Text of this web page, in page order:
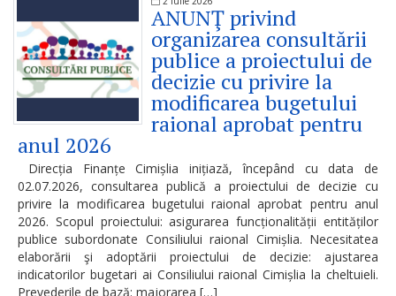
Transparență
financiară
Transparența
salarizării
Persoana
responsabilă
de
procesul
ANUNŢ privind
organizarea consultării
publice a proiectului de
decizie cu privire la
modificarea bugetului
raional aprobat pentru
anul 2026
Direcția Finanțe Cimișlia inițiază, începând cu data de
02.07.2026, consultarea publică a proiectului de decizie cu
privire la modificarea bugetului raional aprobat pentru anul
2026. Scopul proiectului: asigurarea funcționalității entităților
publice subordonate Consiliului raional Cimișlia. Necesitatea
elaborării şi adoptării proiectului de decizie: ajustarea
indicatorilor bugetari ai Consiliului raional Cimișlia la cheltuieli.
Prevederile de bază: majorarea […]